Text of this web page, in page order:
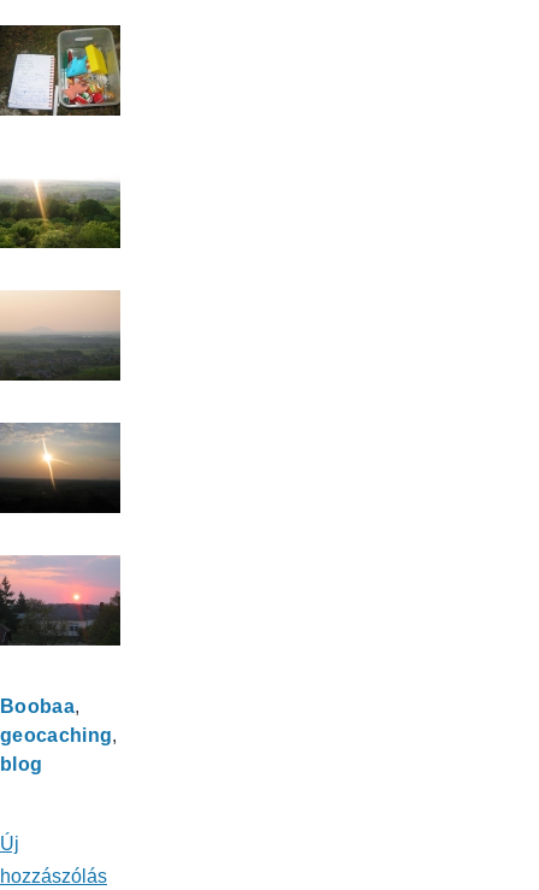
Boobaa
geocaching
blog
Új
hozzászólás